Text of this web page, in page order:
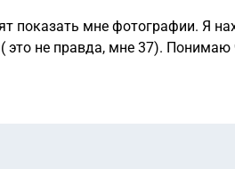
показать мне фотографии. Я
не правда, мне 37). Понимаю